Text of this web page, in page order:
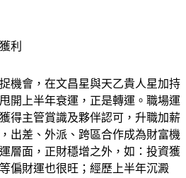
利
機會，在文昌星與天乙貴人星加持
開上半年衰運，正是轉運。職場運
得主管賞識及夥伴認可，升職加薪
出差、外派、跨區合作成為財富機
層面，正財穩增之外，如：投資獲
偏財運也很旺；經歷上半年沉澱